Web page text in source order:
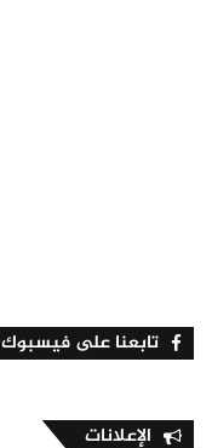
تابعنا على فيسبوك
الإعلانات